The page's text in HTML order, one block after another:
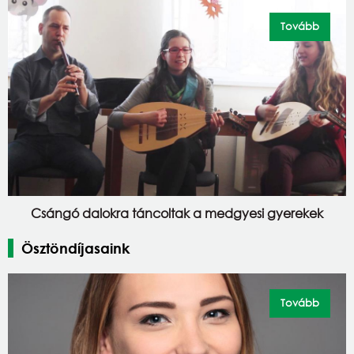
Csángó dalokra táncoltak a medgyesi gyerekek
Tovább
Ösztöndíjasaink
Tovább